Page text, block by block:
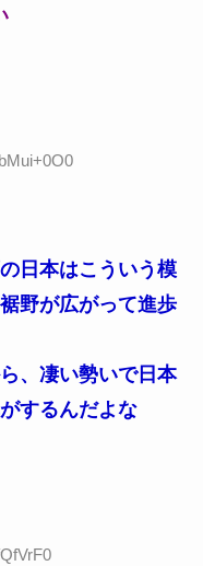
日本はこういう模
野が広がって進歩
、凄い勢いで日本
するんだよな